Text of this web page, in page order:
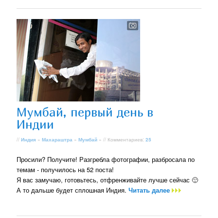
Мумбай, первый день в
Индии
//Индия »Махараштра »Мумбай » // Комментариев:25
Просили? Получите! Разгребла фотографии, разбросала по
темам - получилось на 52 поста!
Я вас замучаю, готовьтесь, отфренживайте лучше сейчас 🙂
А то дальше будет сплошная Индия.Читать далее